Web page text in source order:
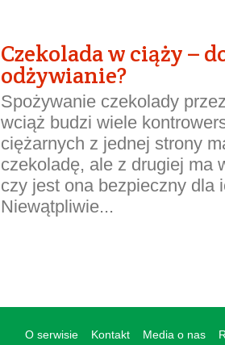
Czekolada w ciąży –
odżywianie?
Spożywanie czekolady
wciąż budzi wiele
ciężarnych z jednej strony
czekoladę, ale z drugiej ma
czy jest ona bezpieczny dla
Niewątpliwie...
O serwisie Kontakt Media o nas